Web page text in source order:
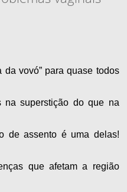
da vovó” para quase todos
na superstição do que na
de assento é uma delas!
que afetam a região